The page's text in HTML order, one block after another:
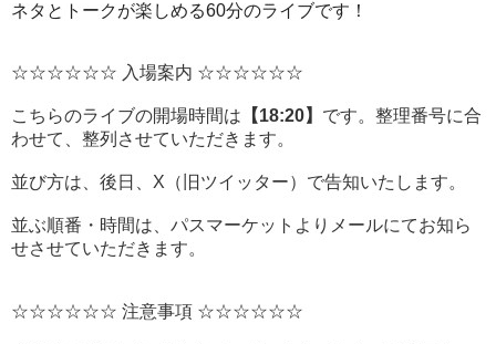
ネタとトークが楽しめる60分のライブです！
☆☆☆☆☆☆ 入場案内 ☆☆☆☆☆☆
こちらのライブの開場時間は 【18:20】 です。 整理番号に合
わせて、整列させていただきます。
並び方は、後日、X（旧ツイッター）で告知いたします。
並ぶ順番・時間は、パスマーケットよりメールにてお知ら
せさせていただきます。
☆☆☆☆☆☆ 注意事項 ☆☆☆☆☆☆